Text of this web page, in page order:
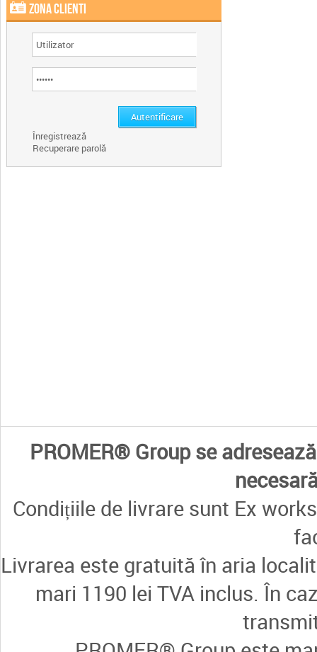
Zona clienti
Înregistrează
Recuperare parolă
PROMER® Group se
Condițiile de livrare sunt Ex
Livrarea este gratuită în aria
mari 1190 lei TVA inclus. În